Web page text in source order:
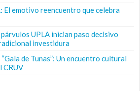
El emotivo reencuentro que celebra
UPLA inician paso decisivo
investidura
de Tunas”: Un encuentro cultural
CRUV